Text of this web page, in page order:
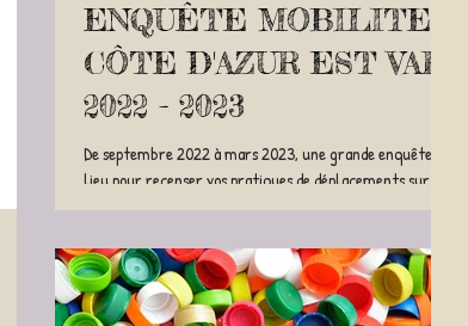
ENQUÊTE MOBILITE
CÔTE D'AZUR EST VAR
2022 - 2023
De septembre 2022 à mars 2023, une grande enquête a
lieu pour recenser vos pratiques de déplacements sur le